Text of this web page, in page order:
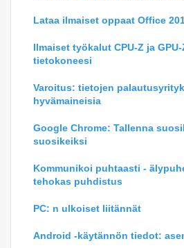
Lataa ilmaiset oppaat Office
Ilmaiset työkalut CPU-Z ja
tietokoneesi
Varoitus: tietojen
hyvämaineisia
Google Chrome: Tallenna
suosikeiksi
Kommunikoi puhtaasti -
tehokas puhdistus
PC: n ulkoiset liitännät
Android -käytännön tiedot: